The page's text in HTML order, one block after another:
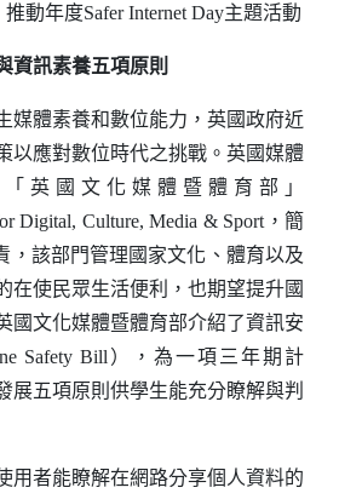
推動年度Safer Internet Day主題活動
資訊素養五項原則
體素養和數位能力，英國政府近
以應對數位時代之挑戰。英國媒體
英國文化媒體暨體育部」
Digital, Culture,Media & Sport ，簡
，該部門管理國家文化、體育以及
在使民眾生活便利，也期望提升國
國文化媒體暨體育部介紹了資訊安
Safety Bill ），為一項三年期計
展五項原則供學生能充分瞭解與判
者能瞭解在網路分享個人資料的